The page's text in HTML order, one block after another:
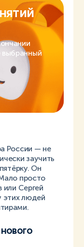
выбранный
России — не
заучить
Он
просто
или Сергей
этих людей